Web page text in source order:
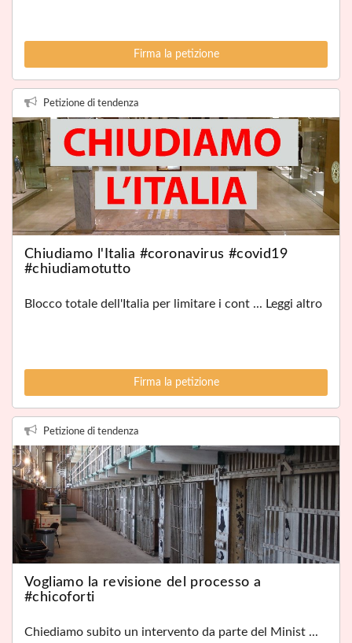
Firma la petizione
Petizione di tendenza
Chiudiamo l'Italia #coronavirus #covid19
#chiudiamotutto
Blocco totale dell'Italia per limitare i cont ... Leggi altro
Firma la petizione
Petizione di tendenza
Vogliamo la revisione del processo a
#chicoforti
Chiediamo subito un intervento da parte del Minist ...